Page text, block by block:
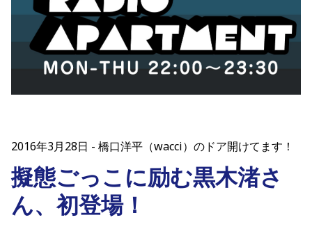
2016年3月28日 橋口洋平（wacci）のドア開けてます！
擬態ごっこに励む黒木渚さ
ん、初登場！